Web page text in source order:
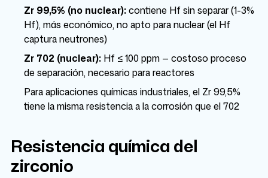
Zr 99,5% (no nuclear):contiene Hf sin separar (1-3%
Hf), más económico, no apto para nuclear (el Hf
captura neutrones)
Zr 702 (nuclear): Hf ≤ 100 ppm — costoso proceso
de separación, necesario para reactores
Para aplicaciones químicas industriales, el Zr 99,5%
tiene la misma resistencia a la corrosión que el 702
Resistencia química del
zirconio